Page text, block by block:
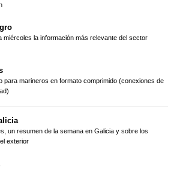
miércoles la información más relevante del sector
para marineros en formato comprimido (conexiones de
un resumen de la semana en Galicia y sobre los
exterior